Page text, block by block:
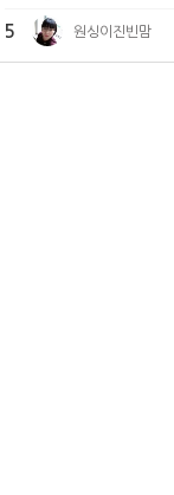
5 원싱이진빈맘